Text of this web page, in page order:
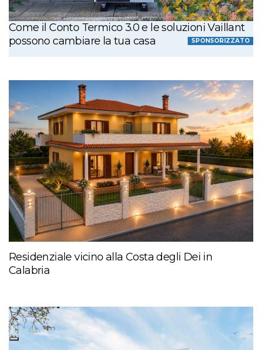
Come il Conto Termico 3.0 e le soluzioni Vaillant
possono cambiare la tua casa
SPONSORIZZATO
Residenziale vicino alla Costa degli Dei in
Calabria